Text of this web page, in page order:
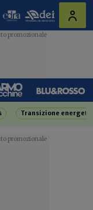
Transizione